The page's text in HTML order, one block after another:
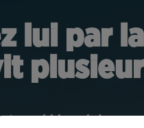
lui par
bloqué dans